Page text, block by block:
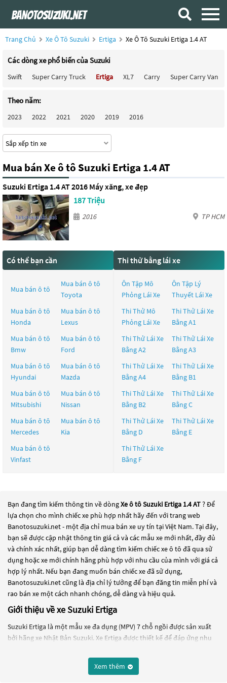
Trang Chủ Xe Ô Tô Suzuki Ertiga Xe Ô Tô Suzuki Ertiga 1.4 AT
Các dòng xe phổ biến của Suzuki
Swift Super Carry Truck Ertiga XL7 Carry Super Carry Van
Theo năm:
2023 2022 2021 2020 2019 2016
Mua bán Xe ô tô Suzuki Ertiga 1.4 AT
Suzuki Ertiga 1.4 AT 2016 Máy xăng, xe đẹp
187 Triệu
2016 TP HCM
Có thể bạn cần
Mua bán ô tô
Mua bán ô tô
Toyota
Mua bán ô tô
Honda
Mua bán ô tô
Lexus
Mua bán ô tô
Bmw
Mua bán ô tô
Ford
Mua bán ô tô
Hyundai
Mua bán ô tô
Mazda
Mua bán ô tô
Mitsubishi
Mua bán ô tô
Nissan
Mua bán ô tô
Mercedes
Mua bán ô tô
Kia
Mua bán ô tô
Vinfast
Thi thử bằng lái xe
Ôn Tập Mô
Phỏng Lái Xe
Ôn Tập Lý
Thuyết Lái Xe
Thi Thử Mô
Phỏng Lái Xe
Thi Thử Lái Xe
Bằng A1
Thi Thử Lái Xe
Bằng A2
Thi Thử Lái Xe
Bằng A3
Thi Thử Lái Xe
Bằng A4
Thi Thử Lái Xe
Bằng B1
Thi Thử Lái Xe
Bằng B2
Thi Thử Lái Xe
Bằng C
Thi Thử Lái Xe
Bằng D
Thi Thử Lái Xe
Bằng E
Thi Thử Lái Xe
Bằng F
Bạn đang tìm kiếm thông tin về dòngXe ô tô Suzuki Ertiga 1.4 AT? Để
lựa chọn cho mình chiếc xe phù hợp nhất hãy đến với trang web
Banotosuzuki.net - một địa chỉ mua bán xe uy tín tại Việt Nam. Tại đây,
bạn sẽ được cập nhật thông tin giá cả và các mẫu xe mới nhất, đầy đủ
và chính xác nhất, giúp bạn dễ dàng tìm kiếm chiếc xe ô tô đã qua sử
dụng hoặc xe mới chính hãng phù hợp với nhu cầu của mình với giá cả
hợp lý nhất. Nếu bạn đang muốn bán chiếc xe đã sử dụng,
Banotosuzuki.net cũng là địa chỉ lý tưởng để bạn đăng tin miễn phí và
rao bán xe một cách nhanh chóng, dễ dàng và hiệu quả.
Giới thiệu về xe Suzuki Ertiga
Suzuki Ertiga là một mẫu xe đa dụng (MPV) 7 chỗ ngồi được sản xuất
bởi hãng xe Nhật Bản Suzuki. Xe Ertiga được thiết kế để đáp ứng nhu
tiện nghi cho cả hành khách và tài xế.
Ertiga được trang bị động cơ xăng 4 xi-lanh 1.5L, cho công suất tối đa
Xem thêm